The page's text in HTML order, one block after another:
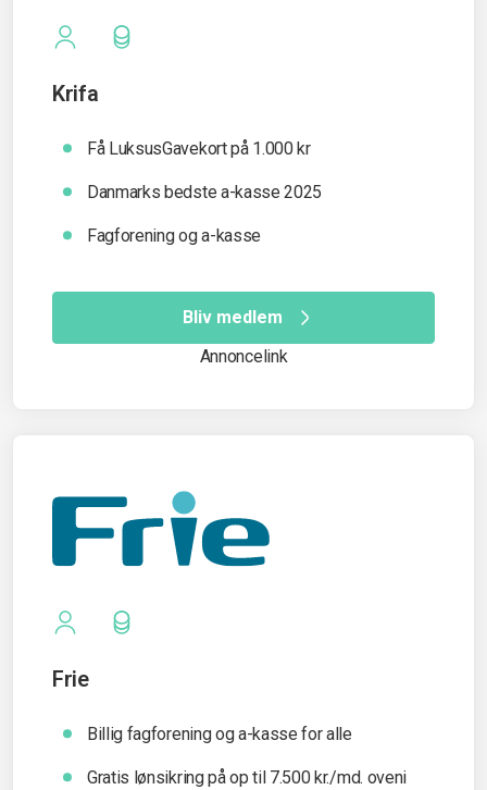
Krifa
Få LuksusGavekort på 1.000 kr
Danmarks bedste a-kasse 2025
Fagforening og a-kasse
Bliv medlem
Annoncelink
Frie
Billig fagforening og a-kasse for alle
Gratis lønsikring på op til 7.500 kr./md. oveni